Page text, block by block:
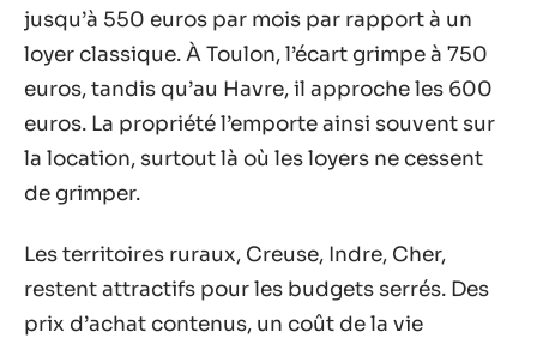
jusqu’à 550 euros par mois par rapport à un
loyer classique. À Toulon, l’écart grimpe à 750
euros, tandis qu’au Havre, il approche les 600
euros. La propriété l’emporte ainsi souvent sur
la location, surtout là où les loyers ne cessent
de grimper.
Les territoires ruraux, Creuse, Indre, Cher,
restent attractifs pour les budgets serrés. Des
prix d’achat contenus, un coût de la vie